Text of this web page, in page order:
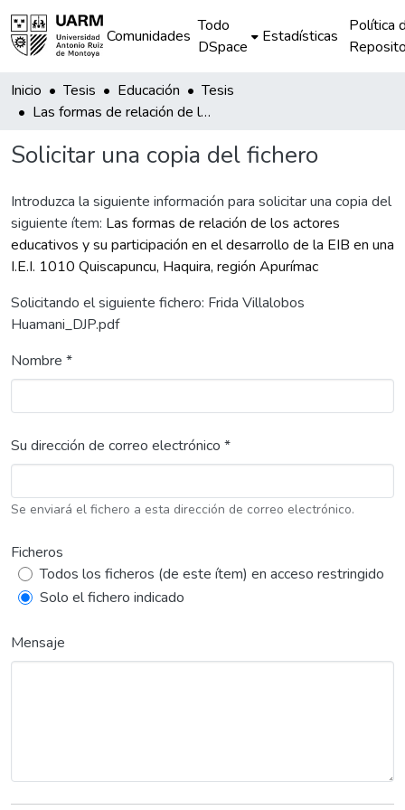
Comunidades
Todo
DSpace
Estadísticas
Política
Inicio Tesis Educación
Tesis
Las formas de relación de los actores educativos y su participación en el desarrollo de la EIB en una I.E.I. 1010 Quiscapuncu, Haquira, región Apurímac
Solicitar una copia del fichero
Introduzca la siguiente información para solicitar una copia del
siguiente ítem: Las formas de relación de los actores
educativos y su participación en el desarrollo de la EIB en una
I.E.I. 1010 Quiscapuncu, Haquira, región Apurímac
Solicitando el siguiente fichero: Frida Villalobos
Huamani_DJP.pdf
Nombre *
Su dirección de correo electrónico *
Se enviará el fichero a esta dirección de correo electrónico.
Ficheros
Todos los ficheros (de este ítem) en acceso restringido
Solo el fichero indicado
Mensaje